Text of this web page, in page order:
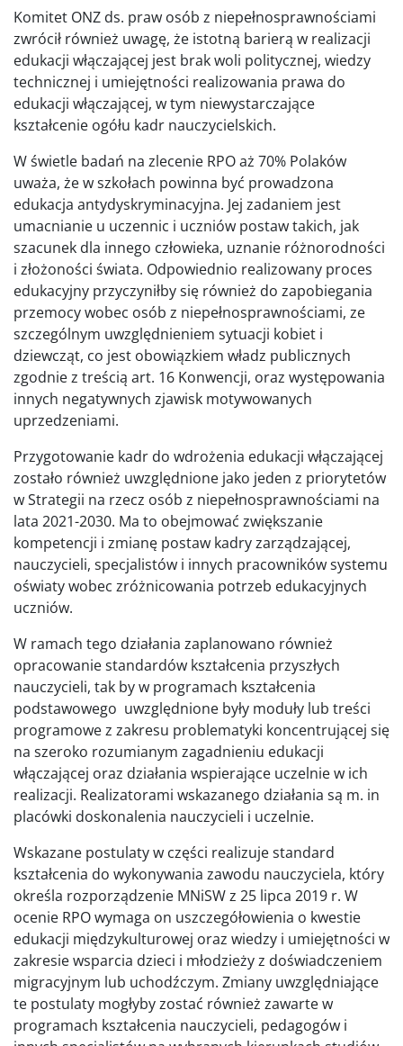
Komitet ONZ ds. praw osób z niepełnosprawnościami
zwrócił również uwagę, że istotną barierą w realizacji
edukacji włączającej jest brak woli politycznej, wiedzy
technicznej i umiejętności realizowania prawa do
edukacji włączającej, w tym niewystarczające
kształcenie ogółu kadr nauczycielskich.
W świetle badań na zlecenie RPO aż 70% Polaków
uważa, że w szkołach powinna być prowadzona
edukacja antydyskryminacyjna. Jej zadaniem jest
umacnianie u uczennic i uczniów postaw takich, jak
szacunek dla innego człowieka, uznanie różnorodności
i złożoności świata. Odpowiednio realizowany proces
edukacyjny przyczyniłby się również do zapobiegania
przemocy wobec osób z niepełnosprawnościami, ze
szczególnym uwzględnieniem sytuacji kobiet i
dziewcząt, co jest obowiązkiem władz publicznych
zgodnie z treścią art. 16 Konwencji, oraz występowania
innych negatywnych zjawisk motywowanych
uprzedzeniami.
Przygotowanie kadr do wdrożenia edukacji włączającej
zostało również uwzględnione jako jeden z priorytetów
w Strategii na rzecz osób z niepełnosprawnościami na
lata 2021-2030. Ma to obejmować zwiększanie
kompetencji i zmianę postaw kadry zarządzającej,
nauczycieli, specjalistów i innych pracowników systemu
oświaty wobec zróżnicowania potrzeb edukacyjnych
uczniów.
W ramach tego działania zaplanowano również
opracowanie standardów kształcenia przyszłych
nauczycieli, tak by w programach kształcenia
podstawowego uwzględnione były moduły lub treści
programowe z zakresu problematyki koncentrującej się
na szeroko rozumianym zagadnieniu edukacji
włączającej oraz działania wspierające uczelnie w ich
realizacji. Realizatorami wskazanego działania są m. in
placówki doskonalenia nauczycieli i uczelnie.
Wskazane postulaty w części realizuje standard
kształcenia do wykonywania zawodu nauczyciela, który
określa rozporządzenie MNiSW z 25 lipca 2019 r. W
ocenie RPO wymaga on uszczegółowienia o kwestie
edukacji międzykulturowej oraz wiedzy i umiejętności w
zakresie wsparcia dzieci i młodzieży z doświadczeniem
migracyjnym lub uchodźczym. Zmiany uwzględniające
te postulaty mogłyby zostać również zawarte w
programach kształcenia nauczycieli, pedagogów i